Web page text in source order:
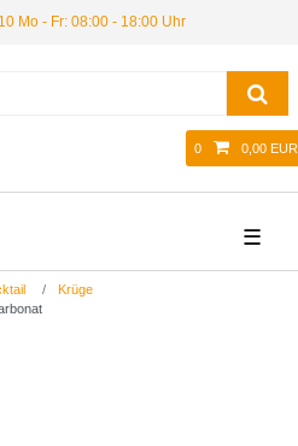
Mo - Fr: 08:00 - 18:00 Uhr
0 0,00 EUR
☰
Krüge